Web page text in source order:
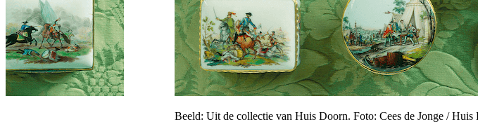
Beeld: Uit de collectie van Huis Doorn. Foto: Cees de Jonge / Huis